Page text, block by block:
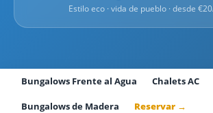
Estilo eco · vida de pueblo · desde
Bungalows Frente al Agua Chalets AC
Bungalows de Madera Reservar →